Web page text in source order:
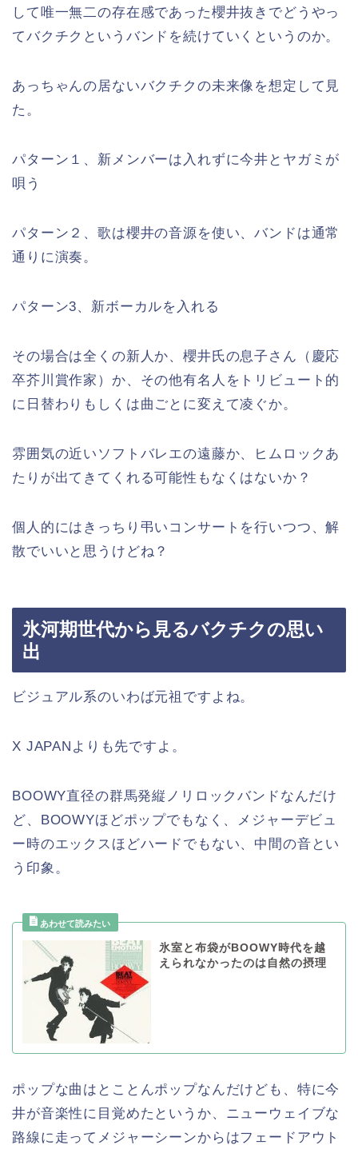
して唯一無二の存在感であった櫻井抜きでどうやっ
てバクチクというバンドを続けていくというのか。
あっちゃんの居ないバクチクの未来像を想定して見
た。
パターン１、新メンバーは入れずに今井とヤガミが
唄う
パターン２、歌は櫻井の音源を使い、バンドは通常
通りに演奏。
パターン3、新ボーカルを入れる
その場合は全くの新人か、櫻井氏の息子さん（慶応
卒芥川賞作家）か、その他有名人をトリビュート的
に日替わりもしくは曲ごとに変えて凌ぐか。
雰囲気の近いソフトバレエの遠藤か、ヒムロックあ
たりが出てきてくれる可能性もなくはないか？
個人的にはきっちり弔いコンサートを行いつつ、解
散でいいと思うけどね？
氷河期世代から見るバクチクの思い
出
ビジュアル系のいわば元祖ですよね。
X JAPANよりも先ですよ。
BOOWY直径の群馬発縦ノリロックバンドなんだけ
ど、BOOWYほどポップでもなく、メジャーデビュ
ー時のエックスほどハードでもない、中間の音とい
う印象。
氷室と布袋がBOOWY時代を越
えられなかったのは自然の摂理
ポップな曲はとことんポップなんだけども、特に今
井が音楽性に目覚めたというか、ニューウェイブな
路線に走ってメジャーシーンからはフェードアウト